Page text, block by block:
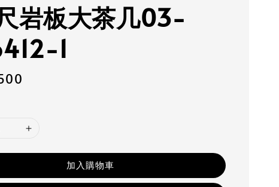
岩板大茶几03-
1
加入購物車